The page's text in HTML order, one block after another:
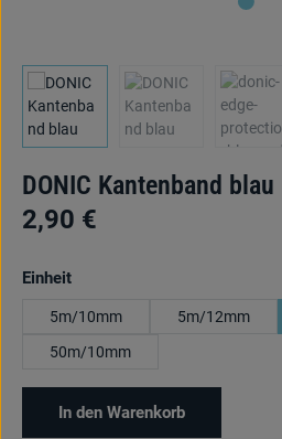
DONIC Kantenband blau
2,90 €
Einheitauswählen
5m/10mm 5m/12mm
50m/10mm
In den Warenkorb